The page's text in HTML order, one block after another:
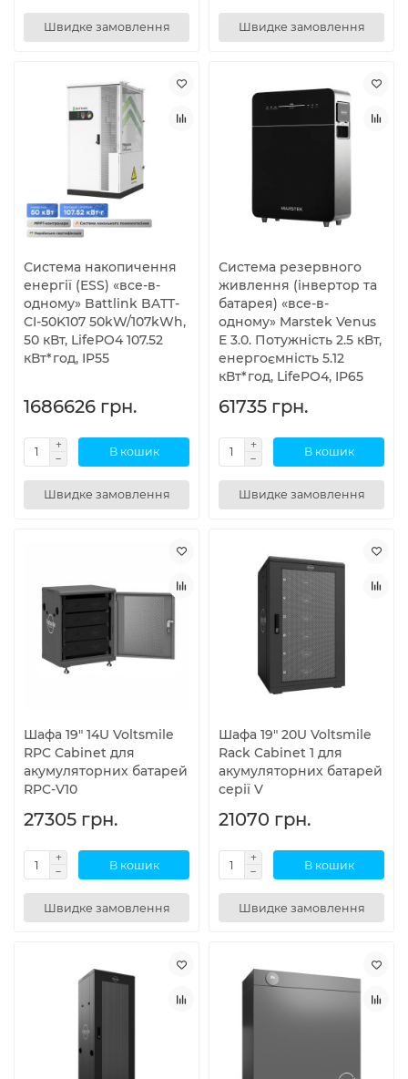
Швидке замовлення Швидке замовлення
Система накопичення
енергії (ESS) «все-в-
одному» Battlink BATT-
CI-50K107 50kW/107kWh,
50 кВт, LifePO4 107.52
кВт*год, IP55
1686626 грн.
В кошик
Швидке замовлення
Система резервного
живлення (інвертор та
батарея) «все-в-
одному» Marstek Venus
E 3.0. Потужність 2.5 кВт,
енергоємність 5.12
кВт*год, LifePO4, IP65
61735 грн.
В кошик
Швидке замовлення
Шафа 19" 14U Voltsmile
RPC Cabinet для
акумуляторних батарей
RPC-V10
27305 грн.
В кошик
Швидке замовлення
Шафа 19" 20U Voltsmile
Rack Cabinet 1 для
акумуляторних батарей
серії V
21070 грн.
В кошик
Швидке замовлення